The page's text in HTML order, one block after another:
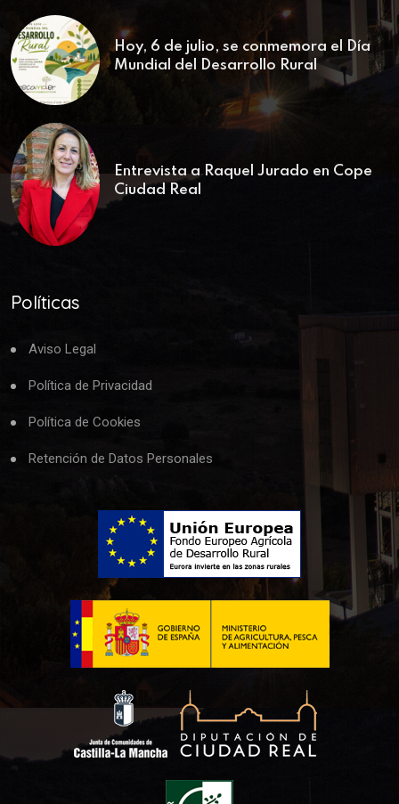
Hoy, 6 de julio, se conmemora el Día
Mundial del Desarrollo Rural
Entrevista a Raquel Jurado en Cope
Ciudad Real
Políticas
Aviso Legal
Política de Privacidad
Política de Cookies
Retención de Datos Personales